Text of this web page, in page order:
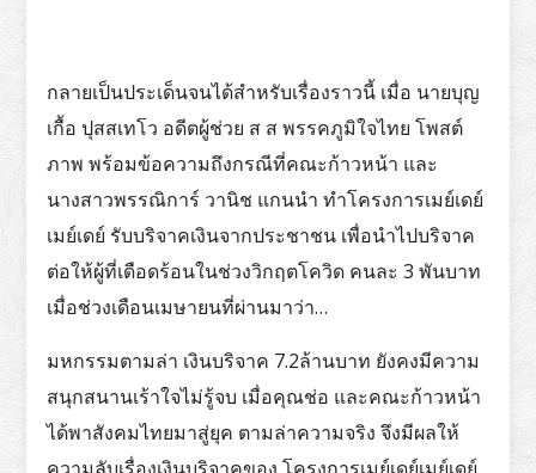
กลายเป็นประเด็นจนได้สำหรับเรื่องราวนี้ เมื่อ นายบุญ
เกื้อ ปุสสเทโว อดีตผู้ช่วย ส ส พรรคภูมิใจไทย โพสต์
ภาพ พร้อมข้อความถึงกรณีที่คณะก้าวหน้า และ
นางสาวพรรณิการ์ วานิช แกนนำ ทำโครงการเมย์เดย์
เมย์เดย์ รับบริจาคเงินจากประชาชน เพื่อนำไปบริจาค
ต่อให้ผู้ที่เดือดร้อนในช่วงวิกฤตโควิด คนละ 3 พันบาท
เมื่อช่วงเดือนเมษายนที่ผ่านมาว่า…
มหกรรมตามล่า เงินบริจาค 7.2ล้านบาท ยังคงมีความ
สนุกสนานเร้าใจไม่รู้จบ เมื่อคุณช่อ และคณะก้าวหน้า
ได้พาสังคมไทยมาสู่ยุค ตามล่าความจริง จึงมีผลให้